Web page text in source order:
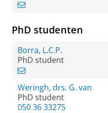
PhD studenten
Borra, L.C.P.
PhD student
Weringh, drs. G. van
PhD student
050 36 33275